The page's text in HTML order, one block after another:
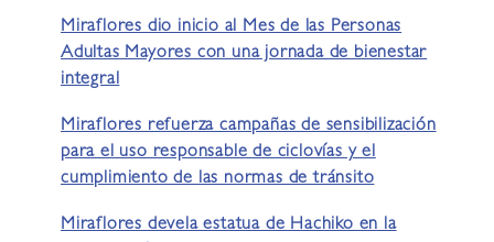
Miraflores dio inicio al Mes de las Personas
Adultas Mayores con una jornada de bienestar
integral
Miraflores refuerza campañas de sensibilización
para el uso responsable de ciclovías y el
cumplimiento de las normas de tránsito
Miraflores devela estatua de Hachiko en la